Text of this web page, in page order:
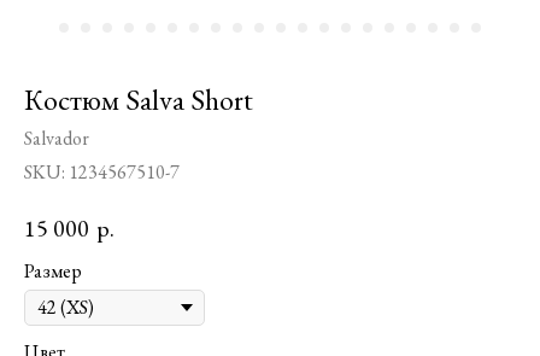
Костюм Salva Short
Salvador
SKU: 1234567510-7
15 000 р.
Размер